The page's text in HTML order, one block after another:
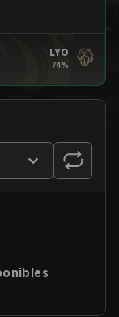
LYO
74%